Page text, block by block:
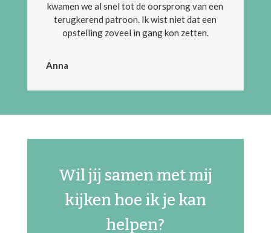
kwamen we al snel tot de oorsprong van een
terugkerend patroon. Ik wist niet dat een
opstelling zoveel in gang kon zetten.
Anna
Wil jij samen met mij
kijken hoe ik je kan
helpen?